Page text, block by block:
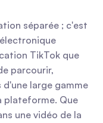
séparée ; c'est
TikTok que
parcourir,
large gamme
plateforme. Que
une vidéo de la